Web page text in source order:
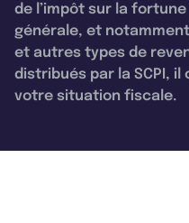
de l’impôt sur la
générale, et
et autres types de
distribués par la SCPI,
votre situation fiscale.